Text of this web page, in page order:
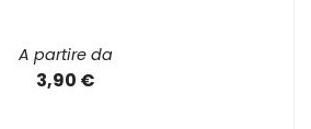
A partire da
3,90 €